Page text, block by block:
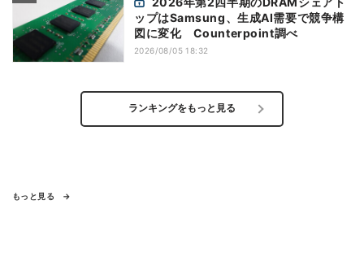
ップはSamsung、生成AI需要で競争構
図に変化 Counterpoint調べ
2026/08/05 18:32
ランキングをもっと見る
もっと見る